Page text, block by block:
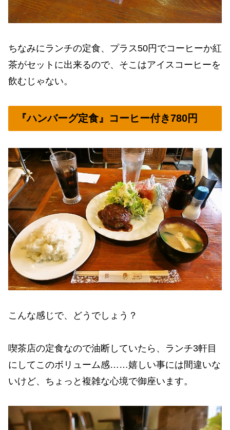
ちなみにランチの定食、プラス50円でコーヒーか紅
茶がセットに出来るので、そこはアイスコーヒーを
飲むじゃない。
『ハンバーグ定食』コーヒー付き780円
こんな感じで、どうでしょう？
喫茶店の定食なので油断していたら、ランチ3軒目
にしてこのボリューム感……嬉しい事には間違いな
いけど、ちょっと複雑な心境で御座います。